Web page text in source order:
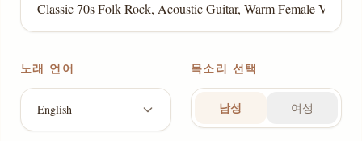
노래 언어
English
목소리 선택
남성 여성